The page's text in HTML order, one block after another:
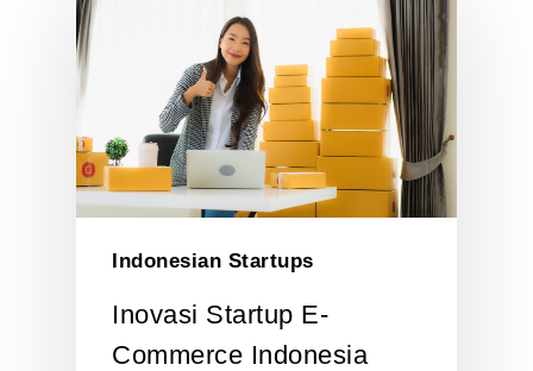
Indonesian Startups
Inovasi Startup E-
Commerce Indonesia